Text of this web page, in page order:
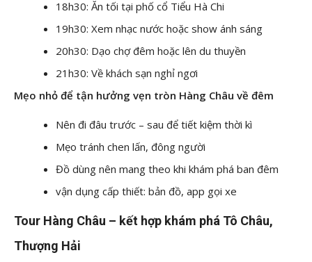
18h30: Ăn tối tại phố cổ Tiểu Hà Chi
19h30: Xem nhạc nước hoặc show ánh sáng
20h30: Dạo chợ đêm hoặc lên du thuyền
21h30: Về khách sạn nghỉ ngơi
Mẹo nhỏ để tận hưởng vẹn tròn Hàng Châu về đêm
Nên đi đâu trước – sau để tiết kiệm thời kì
Mẹo tránh chen lấn, đông người
Đồ dùng nên mang theo khi khám phá ban đêm
vận dụng cấp thiết: bản đồ, app gọi xe
Tour Hàng Châu – kết hợp khám phá Tô Châu,
Thượng Hải